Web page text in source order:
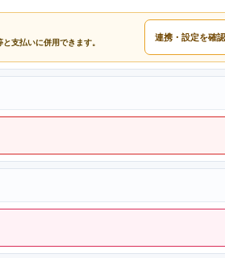
支払いに併用できます。
連携・設定を確認